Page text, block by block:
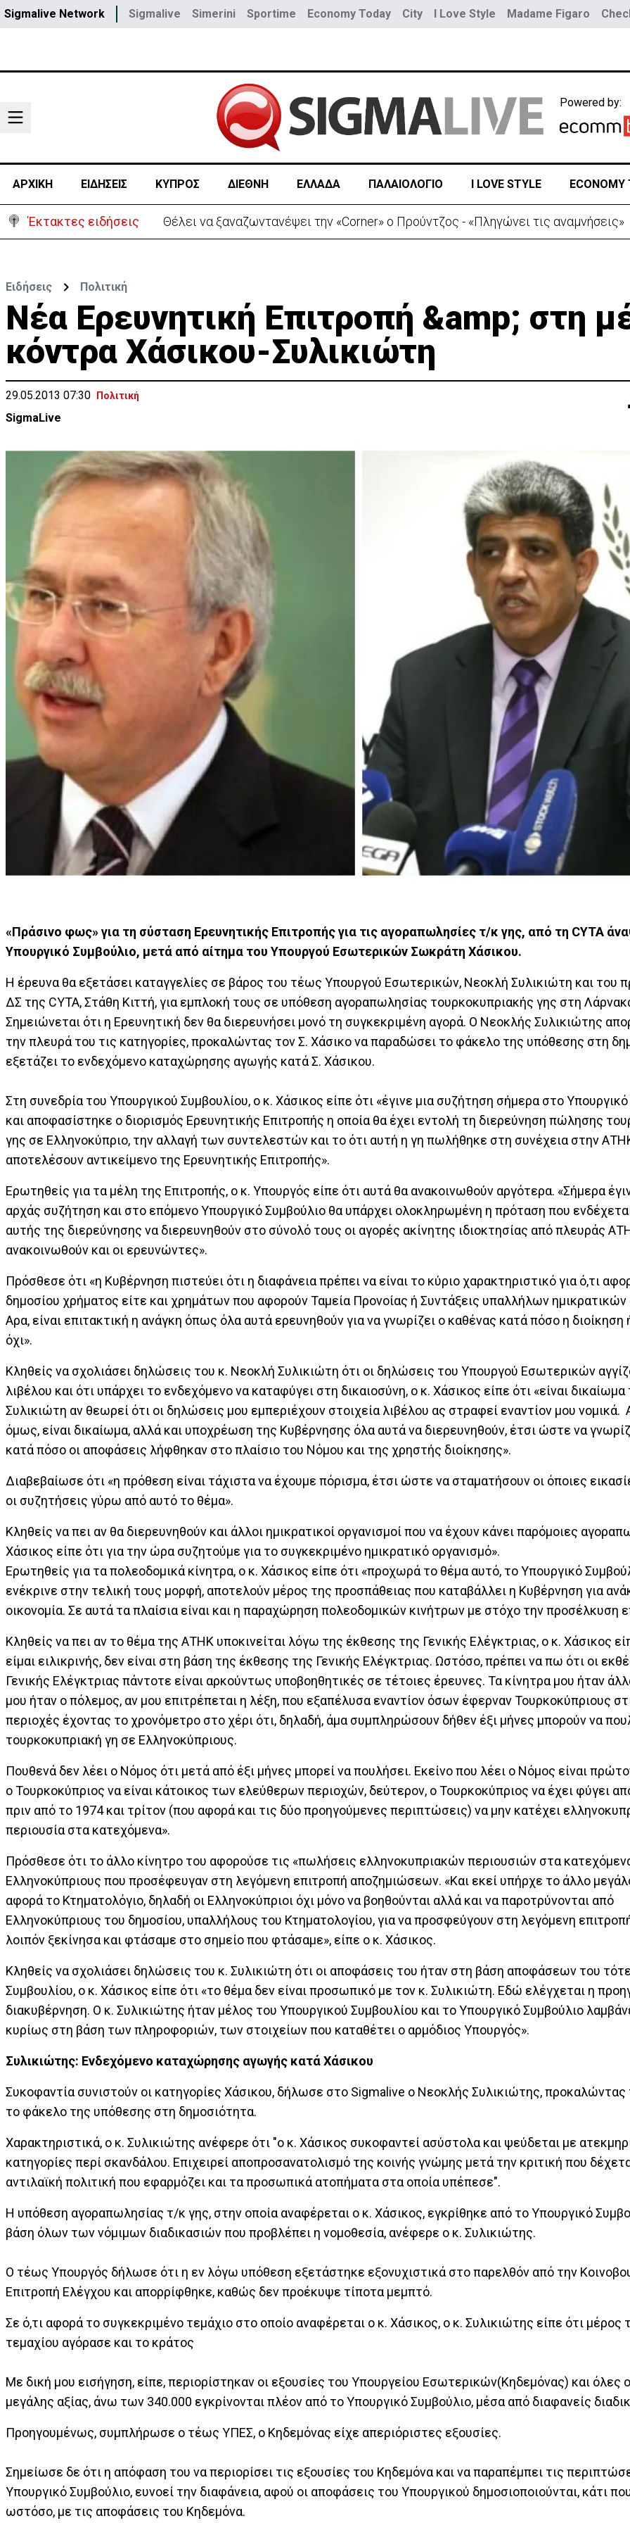
Sigmalive Network Sigmalive Simerini Sportime Economy Today City I Love Style Madame Figaro
Powered by:
ΑΡΧΙΚΗ ΕΙΔΗΣΕΙΣ ΚΥΠΡΟΣ ΔΙΕΘΝΗ ΕΛΛΑΔΑ ΠΑΛΑΙΟΛΟΓΙΟ I LOVE STYLE ECONOMY
Έκτακτες ειδήσεις Θέλει να ξαναζωντανέψει την «Corner» o Προύντζος - «Πληγώνει τις αναμνήσεις»
Ειδήσεις Πολιτική
Νέα Ερευνητική Επιτροπή &amp; στη
κόντρα Χάσικου-Συλικιώτη
29.05.2013 07:30 Πολιτική
SigmaLive
«Πράσινο φως» για τη σύσταση Ερευνητικής Επιτροπής για τις αγοραπωλησίες τ/κ γης, από τη CYTA
Υπουργικό Συμβούλιο, μετά από αίτημα του Υπουργού Εσωτερικών Σωκράτη Χάσικου.
H έρευνα θα εξετάσει καταγγελίες σε βάρος του τέως Υπουργού Εσωτερικών, Νεοκλή Συλικιώτη και του
ΔΣ της CYTA, Στάθη Κιττή, για εμπλοκή τους σε υπόθεση αγοραπωλησίας τουρκοκυπριακής γης στη
Σημειώνεται ότι η Ερευνητική δεν θα διερευνήσει μονό τη συγκεκριμένη αγορά. Ο Νεοκλής Συλικιώτης
την πλευρά του τις κατηγορίες, προκαλώντας τον Σ. Χάσικο να παραδώσει το φάκελο της υπόθεσης στη
εξετάζει το ενδεχόμενο καταχώρησης αγωγής κατά Σ. Χάσικου.
Στη συνεδρία του Υπουργικού Συμβουλίου, ο κ. Χάσικος είπε ότι «έγινε μια συζήτηση σήμερα στο
και αποφασίστηκε ο διορισμός Ερευνητικής Επιτροπής η οποία θα έχει εντολή τη διερεύνηση πώλησης
γης σε Ελληνοκύπριο, την αλλαγή των συντελεστών και το ότι αυτή η γη πωλήθηκε στη συνέχεια στην
αποτελέσουν αντικείμενο της Ερευνητικής Επιτροπής».
Ερωτηθείς για τα μέλη της Επιτροπής, ο κ. Υπουργός είπε ότι αυτά θα ανακοινωθούν αργότερα. «Σήμερα
αρχάς συζήτηση και στο επόμενο Υπουργικό Συμβούλιο θα υπάρχει ολοκληρωμένη η πρόταση που
αυτής της διερεύνησης να διερευνηθούν στο σύνολό τους οι αγορές ακίνητης ιδιοκτησίας από πλευράς
ανακοινωθούν και οι ερευνώντες».
Πρόσθεσε ότι «η Κυβέρνηση πιστεύει ότι η διαφάνεια πρέπει να είναι το κύριο χαρακτηριστικό για ό,τι
δημοσίου χρήματος είτε και χρημάτων που αφορούν Ταμεία Προνοίας ή Συντάξεις υπαλλήλων
Αρα, είναι επιτακτική η ανάγκη όπως όλα αυτά ερευνηθούν για να γνωρίζει ο καθένας κατά πόσο η διοίκηση
όχι».
Κληθείς να σχολιάσει δηλώσεις του κ. Νεοκλή Συλικιώτη ότι οι δηλώσεις του Υπουργού Εσωτερικών
λιβέλου και ότι υπάρχει το ενδεχόμενο να καταφύγει στη δικαιοσύνη, ο κ. Χάσικος είπε ότι «είναι δικαίωμα
Συλικιώτη αν θεωρεί ότι οι δηλώσεις μου εμπεριέχουν στοιχεία λιβέλου ας στραφεί εναντίον μου νομικά.
όμως, είναι δικαίωμα, αλλά και υποχρέωση της Κυβέρνησης όλα αυτά να διερευνηθούν, έτσι ώστε να
κατά πόσο οι αποφάσεις λήφθηκαν στο πλαίσιο του Νόμου και της χρηστής διοίκησης».
Διαβεβαίωσε ότι «η πρόθεση είναι τάχιστα να έχουμε πόρισμα, έτσι ώστε να σταματήσουν οι όποιες
οι συζητήσεις γύρω από αυτό το θέμα».
Κληθείς να πει αν θα διερευνηθούν και άλλοι ημικρατικοί οργανισμοί που να έχουν κάνει παρόμοιες
Χάσικος είπε ότι για την ώρα συζητούμε για το συγκεκριμένο ημικρατικό οργανισμό».
Ερωτηθείς για τα πολεοδομικά κίνητρα, ο κ. Χάσικος είπε ότι «προχωρά το θέμα αυτό, το Υπουργικό
ενέκρινε στην τελική τους μορφή, αποτελούν μέρος της προσπάθειας που καταβάλλει η Κυβέρνηση για
οικονομία. Σε αυτά τα πλαίσια είναι και η παραχώρηση πολεοδομικών κινήτρων με στόχο την προσέλκυση
Κληθείς να πει αν το θέμα της ΑΤΗΚ υποκινείται λόγω της έκθεσης της Γενικής Ελέγκτριας, ο κ. Χάσικος
είμαι ειλικρινής, δεν είναι στη βάση της έκθεσης της Γενικής Ελέγκτριας. Ωστόσο, πρέπει να πω ότι οι
Γενικής Ελέγκτριας πάντοτε είναι αρκούντως υποβοηθητικές σε τέτοιες έρευνες. Τα κίνητρα μου ήταν
μου ήταν ο πόλεμος, αν μου επιτρέπεται η λέξη, που εξαπέλυσα εναντίον όσων έφερναν Τουρκοκύπριους
περιοχές έχοντας το χρονόμετρο στο χέρι ότι, δηλαδή, άμα συμπληρώσουν δήθεν έξι μήνες μπορούν να
τουρκοκυπριακή γη σε Ελληνοκύπριους.
Πουθενά δεν λέει ο Νόμος ότι μετά από έξι μήνες μπορεί να πουλήσει. Εκείνο που λέει ο Νόμος είναι
ο Τουρκοκύπριος να είναι κάτοικος των ελεύθερων περιοχών, δεύτερον, ο Τουρκοκύπριος να έχει φύγει
πριν από το 1974 και τρίτον (που αφορά και τις δύο προηγούμενες περιπτώσεις) να μην κατέχει
περιουσία στα κατεχόμενα».
Πρόσθεσε ότι το άλλο κίνητρο του αφορούσε τις «πωλήσεις ελληνοκυπριακών περιουσιών στα
Ελληνοκύπριους που προσέφευγαν στη λεγόμενη επιτροπή αποζημιώσεων. «Και εκεί υπήρχε το άλλο
αφορά το Κτηματολόγιο, δηλαδή οι Ελληνοκύπριοι όχι μόνο να βοηθούνται αλλά και να παροτρύνονται από
Ελληνοκύπριους του δημοσίου, υπαλλήλους του Κτηματολογίου, για να προσφεύγουν στη λεγόμενη
λοιπόν ξεκίνησα και φτάσαμε στο σημείο που φτάσαμε», είπε ο κ. Χάσικος.
Κληθείς να σχολιάσει δηλώσεις του κ. Συλικιώτη ότι οι αποφάσεις του ήταν στη βάση αποφάσεων του
Συμβουλίου, ο κ. Χάσικος είπε ότι «το θέμα δεν είναι προσωπικό με τον κ. Συλικιώτη. Εδώ ελέγχεται η
διακυβέρνηση. Ο κ. Συλικιώτης ήταν μέλος του Υπουργικού Συμβουλίου και το Υπουργικό Συμβούλιο
κυρίως στη βάση των πληροφοριών, των στοιχείων που καταθέτει ο αρμόδιος Υπουργός».
Συλικιώτης: Ενδεχόμενο καταχώρησης αγωγής κατά Χάσικου
Συκοφαντία συνιστούν οι κατηγορίες Χάσικου, δήλωσε στο Sigmalive ο Νεοκλής Συλικιώτης, προκαλώντας
το φάκελο της υπόθεσης στη δημοσιότητα.
Χαρακτηριστικά, ο κ. Συλικιώτης ανέφερε ότι "ο κ. Χάσικος συκοφαντεί ασύστολα και ψεύδεται με
κατηγορίες περί σκανδάλου. Επιχειρεί αποπροσανατολισμό της κοινής γνώμης μετά την κριτική που
αντιλαϊκή πολιτική που εφαρμόζει και τα προσωπικά ατοπήματα στα οποία υπέπεσε".
Η υπόθεση αγοραπωλησίας τ/κ γης, στην οποία αναφέρεται ο κ. Χάσικος, εγκρίθηκε από το Υπουργικό
βάση όλων των νόμιμων διαδικασιών που προβλέπει η νομοθεσία, ανέφερε ο κ. Συλικιώτης.
Ο τέως Υπουργός δήλωσε ότι η εν λόγω υπόθεση εξετάστηκε εξονυχιστικά στο παρελθόν από την
Επιτροπή Ελέγχου και απορρίφθηκε, καθώς δεν προέκυψε τίποτα μεμπτό.
Σε ό,τι αφορά το συγκεκριμένο τεμάχιο στο οποίο αναφέρεται ο κ. Χάσικος, ο κ. Συλικιώτης είπε ότι μέρος
τεμαχίου αγόρασε και το κράτος
Με δική μου εισήγηση, είπε, περιορίστηκαν οι εξουσίες του Υπουργείου Εσωτερικών(Κηδεμόνας) και όλες
μεγάλης αξίας, άνω των 340.000 εγκρίνονται πλέον από το Υπουργικό Συμβούλιο, μέσα από διαφανείς
Προηγουμένως, συμπλήρωσε ο τέως ΥΠΕΣ, ο Κηδεμόνας είχε απεριόριστες εξουσίες.
Σημείωσε δε ότι η απόφαση του να περιορίσει τις εξουσίες του Κηδεμόνα και να παραπέμπει τις
Υπουργικό Συμβούλιο, ευνοεί την διαφάνεια, αφού οι αποφάσεις του Υπουργικού δημοσιοποιούνται, κάτι
ωστόσο, με τις αποφάσεις του Κηδεμόνα.